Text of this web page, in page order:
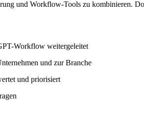
und Workflow-Tools zu kombinieren.
Workflow weitergeleitet
und zur Branche
und priorisiert